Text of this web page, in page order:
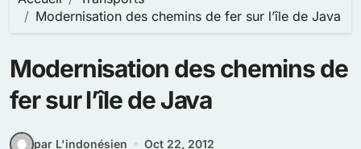
Modernisation des chemins de fer sur l’île de Java
Modernisation des chemins de
fer sur l’île de Java
par L'indonésien
Oct 22, 2012